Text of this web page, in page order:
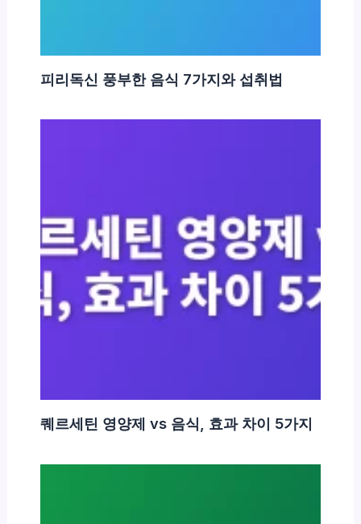
피리독신 풍부한 음식 7가지와 섭취법
퀘르세틴 영양제 vs 음식, 효과 차이 5가지